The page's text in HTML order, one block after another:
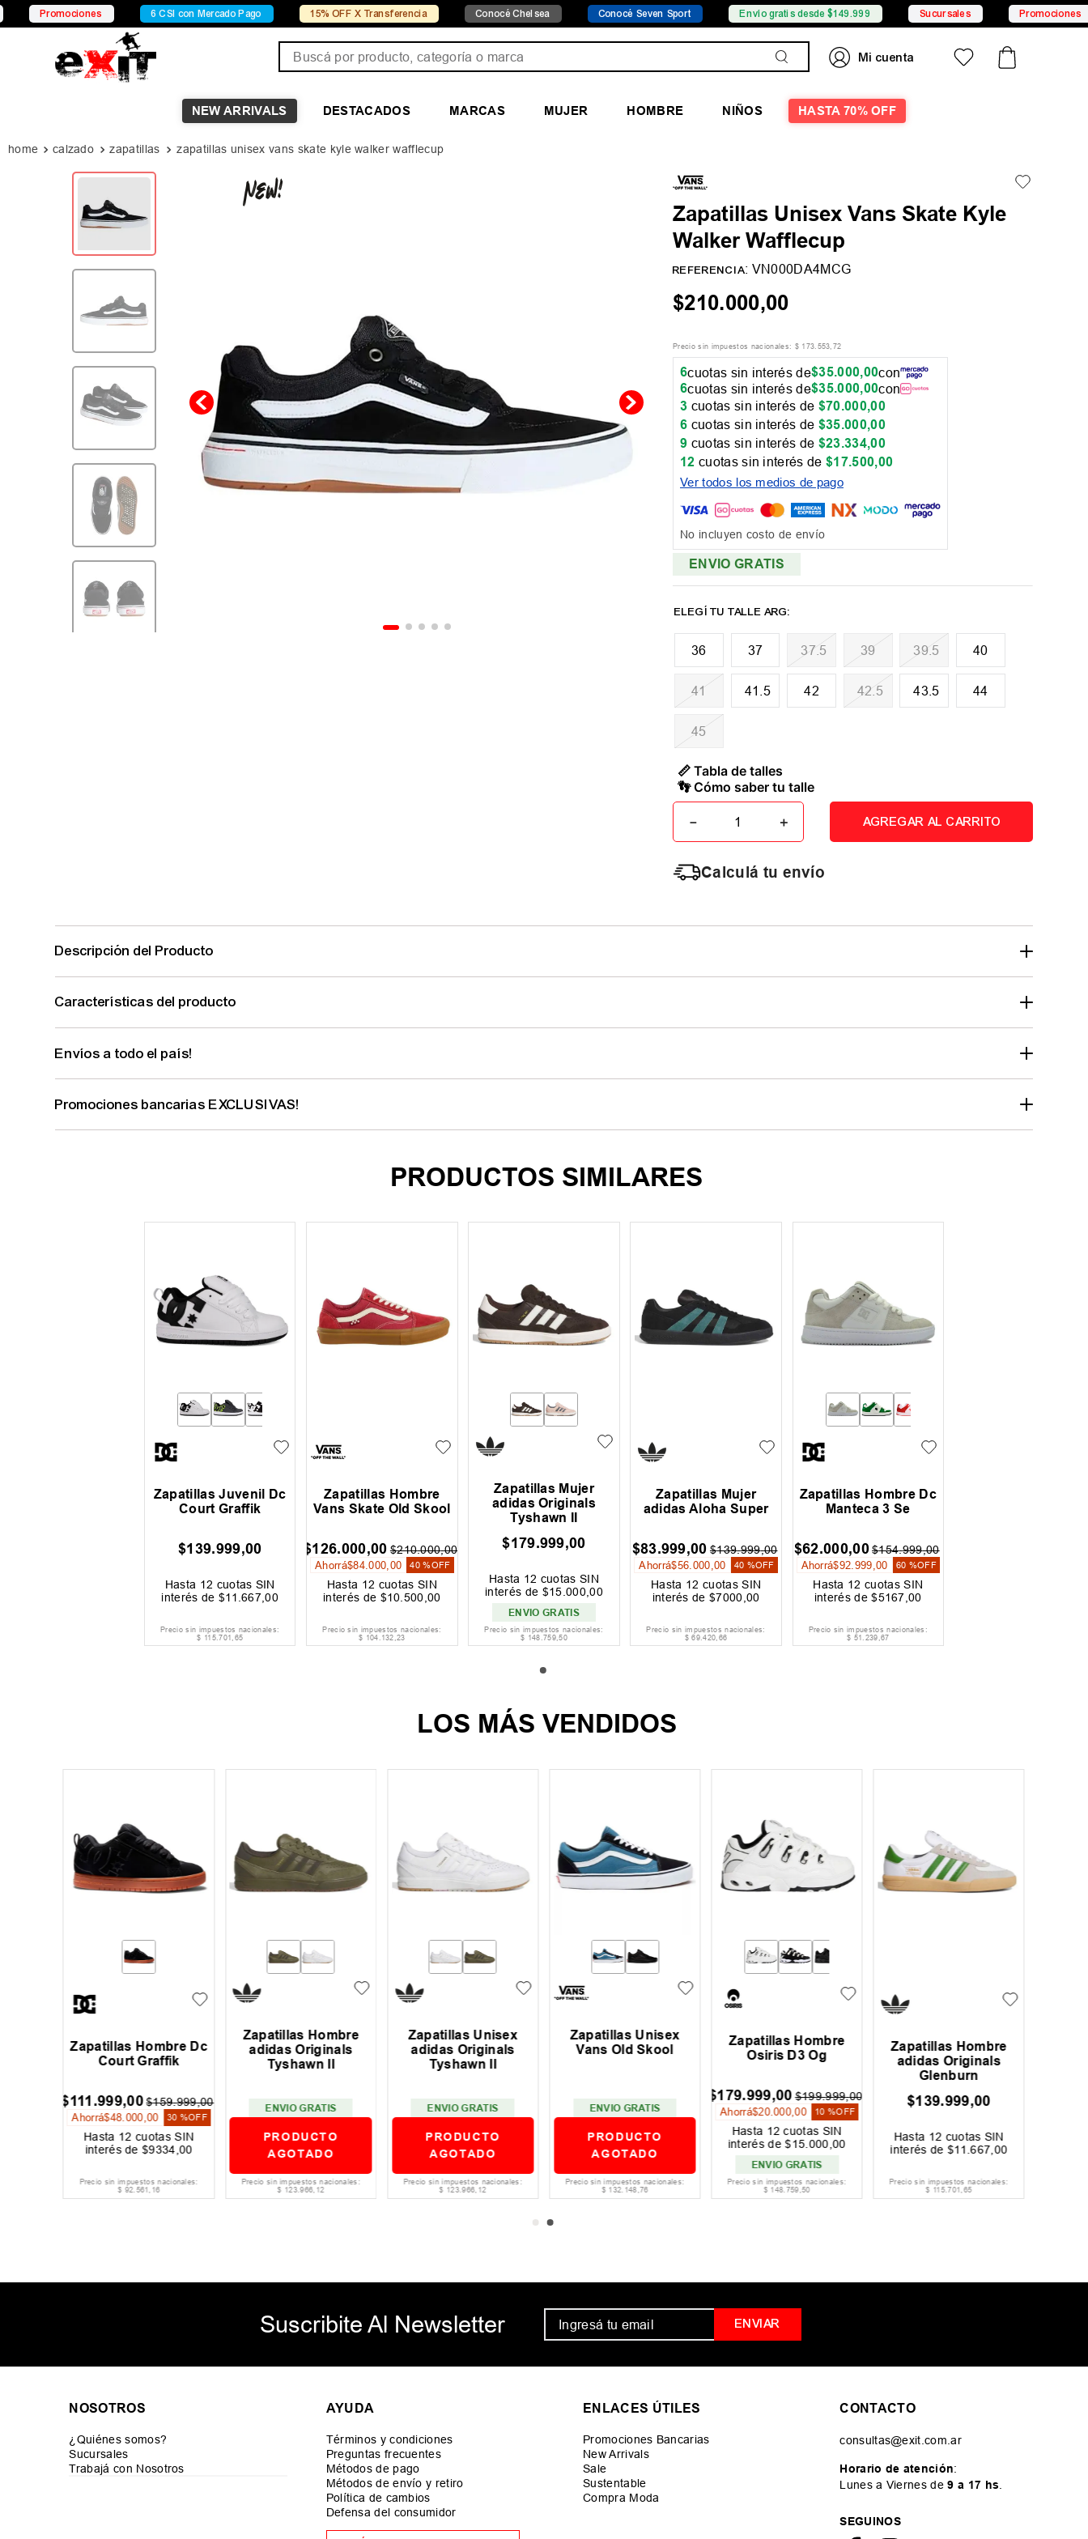
6 CSI con Mercado Pago 15% OFF X Transferencia Conocé Chelsea Conocé Seven Sport Envío gratis desde $149.999 Sucursales Promociones 6
NEW ARRIVALS DESTACADOS MARCAS MUJER HOMBRE NIÑOS HASTA 70% OFF
calzado zapatillas zapatillas unisex vans skate kyle walker wafflecup
Zapatillas Unisex Vans Skate Kyle
Walker Wafflecup
REFERENCIA: VN000DA4MCG
$210.000,00
Precio sin impuestos nacionales: $ 173.553,72
6cuotas sin interés de$35.000,00con
6cuotas sin interés de$35.000,00con
3 cuotas sin interés de $70.000,00
6 cuotas sin interés de $35.000,00
9 cuotas sin interés de $23.334,00
12 cuotas sin interés de$17.500,00
Ver todos los medios de pago
No incluyen costo de envío
ENVIO GRATIS
36 37 37.5 39 39.5 40
41 41.5 42 42.5 43.5 44
45
📏 Tabla de talles
👣 Cómo saber tu talle
＋
－ AGREGAR AL CARRITO
Calculá tu envío
Descripción del Producto
Características del producto
Envíos a todo el país!
Promociones bancarias EXCLUSIVAS!
PRODUCTOS SIMILARES
Zapatillas Juvenil Dc
Court Graffik
$139.999,00
Hasta 12 cuotas SIN
interés de $11 .667 ,00
Precio sin impuestos nacionales:
$ 115.701,65
Zapatillas Hombre
Vans Skate Old Skool
$126.000,00 $210.000,00
Ahorrá$84 .000 00 40 %OFF
Hasta 12 cuotas SIN
interés de $10 500 ,00
Precio sin impuestos nacionales:
$ 104.132,23
Zapatillas Mujer
adidas Originals
Tyshawn II
$179.999,00
Hasta 12 cuotas SIN
interés de $15 000 ,00
ENVIO GRATIS
Precio sin impuestos nacionales:
$ 148.759,50
Zapatillas Mujer
adidas Aloha Super
$83.999,00 $139.999,00
Ahorrá$56 000 00 40 %OFF
Hasta 12 cuotas SIN
interés de$7000 ,00
Precio sin impuestos nacionales:
$ 69.420,66
Zapatillas Hombre Dc
Manteca 3 Se
$62.000,00$154.999,00
Ahorrá$92 999 ,00 60 %OFF
Hasta 12 cuotas SIN
interés de$5167 ,00
Precio sin impuestos nacionales:
$ 51.239,67
LOS MÁS VENDIDOS
Zapatillas Hombre Dc
Court Graffik
$111.999,00 $159.999,00
Ahorrá$48.000,00 30 %OFF
Hasta 12 cuotas SIN
interés de$9334,00
Precio sin impuestos nacionales:
$ 92.561,16
Zapatillas Hombre
adidas Originals
Tyshawn II
ENVIO GRATIS
PRODUCTO
AGOTADO
Precio sin impuestos nacionales:
$ 123.966,12
Zapatillas Unisex
adidas Originals
Tyshawn II
ENVIO GRATIS
PRODUCTO
AGOTADO
Precio sin impuestos nacionales:
$ 123.966,12
Zapatillas Unisex
Vans Old Skool
ENVIO GRATIS
PRODUCTO
AGOTADO
Precio sin impuestos nacionales:
$ 132.148,76
Zapatillas Hombre
Osiris D3 Og
$179.999,00 $199.999,00
Ahorrá$20.000,00 10 %OFF
Hasta 12 cuotas SIN
interés de$15.000,00
ENVIO GRATIS
Precio sin impuestos nacionales:
$ 148.759,50
Zapatillas Hombre
adidas Originals
Glenburn
$139.999,00
Hasta 12 cuotas SIN
interés de$11.667,00
Precio sin impuestos nacionales:
$ 115.701,65
Suscribite Al Newsletter ENVIAR
NOSOTROS
¿Quiénes somos?
Sucursales
Trabajá con Nosotros
AYUDA
Términos y condiciones
Preguntas frecuentes
Métodos de pago
Métodos de envío y retiro
Política de cambios
Defensa del consumidor
ENLACES ÚTILES
Promociones Bancarias
New Arrivals
Sale
Sustentable
Compra Moda
CONTACTO
consultas@exit.com.ar
Horario de atención:
Lunes a Viernes de9 a 17 hs
SEGUINOS